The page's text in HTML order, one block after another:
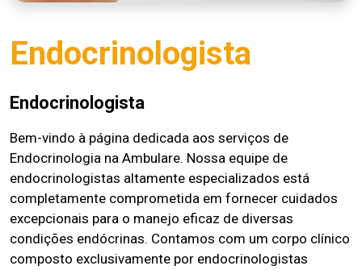
Endocrinologista
Endocrinologista
Bem-vindo à página dedicada aos serviços de
Endocrinologia na Ambulare. Nossa equipe de
endocrinologistas altamente especializados está
completamente comprometida em fornecer cuidados
excepcionais para o manejo eficaz de diversas
condições endócrinas. Contamos com um corpo clínico
composto exclusivamente por endocrinologistas